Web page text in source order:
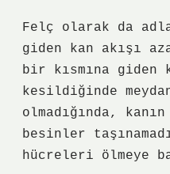
Felç olarak da
giden kan akışı
bir kısmına giden
kesildiğinde
olmadığında,
besinler
hücreleri ölmeye